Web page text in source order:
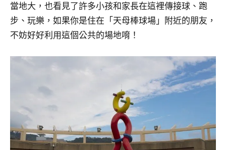
當地大，也看見了許多小孩和家長在這裡傳接球、跑
步、玩樂，如果你是住在「天母棒球場」附近的朋友，
不妨好好利用這個公共的場地唷！